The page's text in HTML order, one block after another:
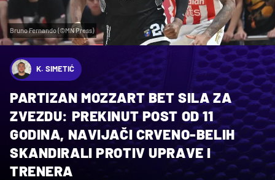
Bruno Fernando (©MN Press)
K. SIMETIĆ
PARTIZAN MOZZART BET SILA ZA
ZVEZDU: PREKINUT POST OD 11
GODINA, NAVIJAČI CRVENO-BELIH
SKANDIRALI PROTIV UPRAVE I
TRENERA